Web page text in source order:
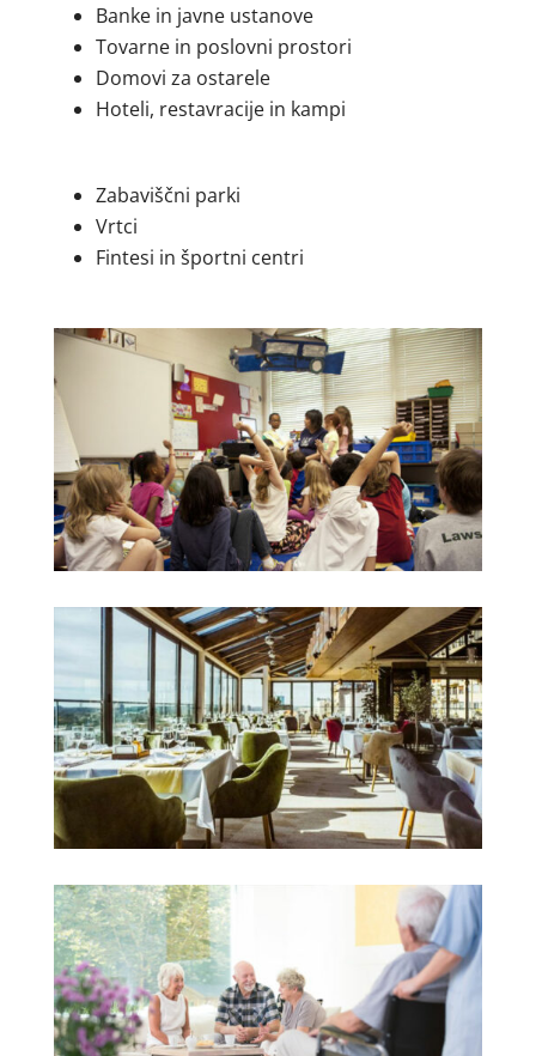
Banke in javne ustanove
Tovarne in poslovni prostori
Domovi za ostarele
Hoteli, restavracije in kampi
Zabaviščni parki
Vrtci
Fintesi in športni centri